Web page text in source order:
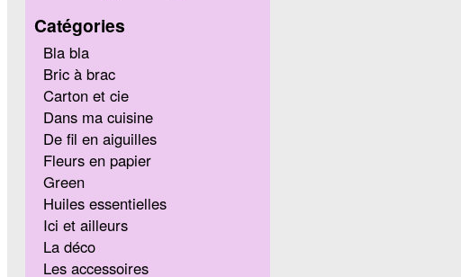
Catégories
Bla bla
Bric à brac
Carton et cie
Dans ma cuisine
De fil en aiguilles
Fleurs en papier
Green
Huiles essentielles
Ici et ailleurs
La déco
Les accessoires